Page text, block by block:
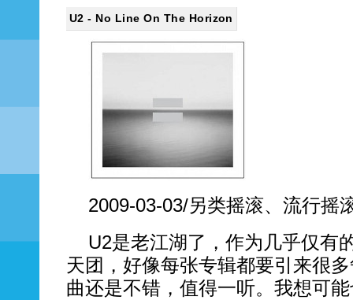
U2 - No Line On The Horizon
2009-03-03/另类摇滚、流行摇
U2是老江湖了，作为几乎仅有
天团，好像每张专辑都要引来很
曲还是不错，值得一听。我想可